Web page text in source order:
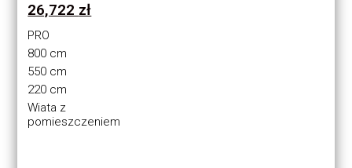
26,722 zł
PRO
800 cm
550 cm
220 cm
Wiata z
pomieszczeniem